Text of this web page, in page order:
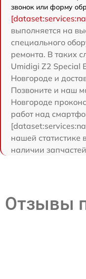
звонок или форму
выполняется на
специального
ремонта. В таких
Umidigi Z2 Special
Новгороде и
Позвоните и наш
Новгороде
работ над
нашей статистике
наличии
Отзывы